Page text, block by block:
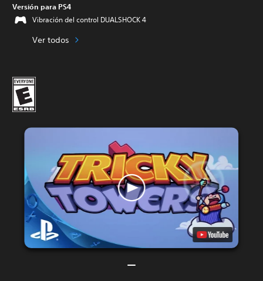
Versión para PS4
Vibración del control DUALSHOCK 4
Ver todos